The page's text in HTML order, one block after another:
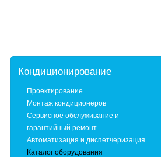
Кондиционирование
Проектирование
Монтаж кондиционеров
Сервисное обслуживание и
гарантийный ремонт
Автоматизация и диспетчеризация
Каталог оборудования